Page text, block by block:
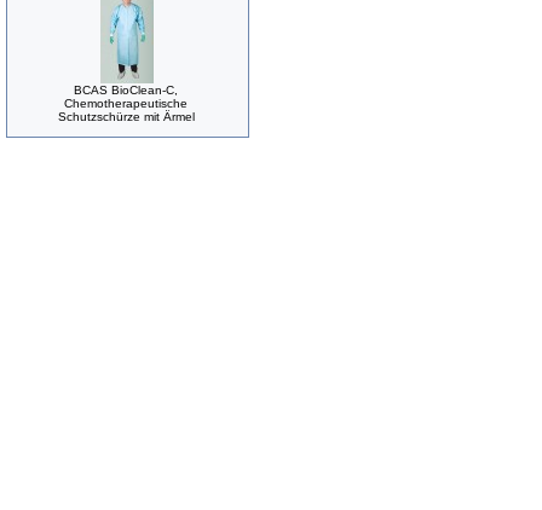
BCAS BioClean-C,
Chemotherapeutische
Schutzschürze mit Ärmel